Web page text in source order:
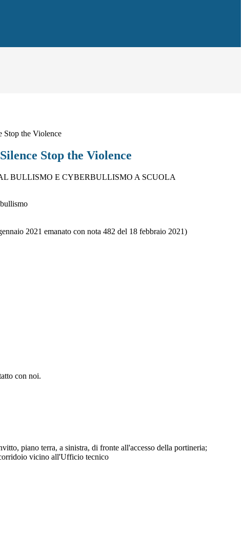
Stop the Violence
Stop the Violence
BULLISMO E CYBERBULLISMO A SCUOLA
2021 emanato con nota 482 del 18 febbraio 2021)
con noi.
piano terra, a sinistra, di fronte all'accesso della portineria;
vicino all'Ufficio tecnico